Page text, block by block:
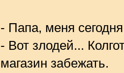
- Папа, меня
- Вот злодей...
магазин забежать.